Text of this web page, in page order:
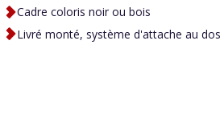
Cadre coloris noir ou bois
Livré monté, système d'attache au dos